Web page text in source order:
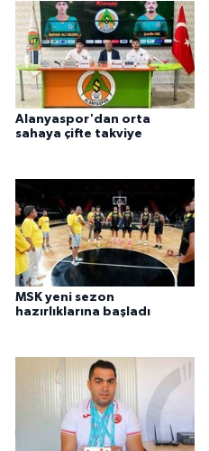
Alanyaspor'dan orta
sahaya çifte takviye
MSK yeni sezon
hazırlıklarına başladı